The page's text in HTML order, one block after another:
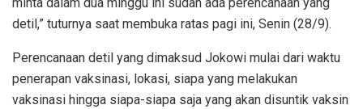
detil,” tuturnya saat membuka ratas pagi ini, Senin (28/9).
Perencanaan detil yang dimaksud Jokowi mulai dari waktu
penerapan vaksinasi, lokasi, siapa yang melakukan
vaksinasi hingga siapa-siapa saja yang akan disuntik vaksin